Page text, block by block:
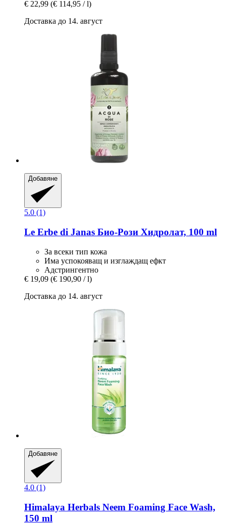
€ 22,99 (€ 114,95 / l)
Доставка до 14. август
Добавяне
5.0 (1)
Le Erbe di Janas Био-​Рози Хидролат, 100 ml
За всеки тип кожа
Има успокояващ и изглаждащ ефкт
Адстрингентно
€ 19,09 (€ 190,90 / l)
Доставка до 14. август
Добавяне
4.0 (1)
Himalaya Herbals Neem Foaming Face Wash,
150 ml